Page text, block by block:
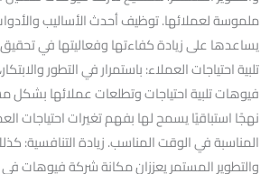
ملموسة لعملائها. توظيف أحدث الأساليب
يساعدها على زيادة كفاءتها وفعاليتها في
تلبية احتياجات العملاء: باستمرار في التطور
فيوهات تلبية احتياجات وتطلعات عملائها بشكل
نهجًا استباقيًا يسمح لها بفهم تغيرات احتياجات
المناسبة في الوقت المناسب. زيادة التنافسية:
والتطوير المستمر يعززان مكانة شركة